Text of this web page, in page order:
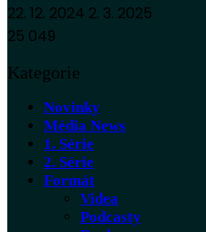
22. 12. 2024 2. 3. 2025
25 049
Kategorie
Novinky
Média News
1. Série
2. Série
Formát
Videa
Podcasty